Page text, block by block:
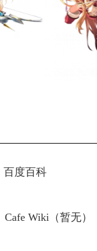
百度百科
Cafe Wiki（暂无）